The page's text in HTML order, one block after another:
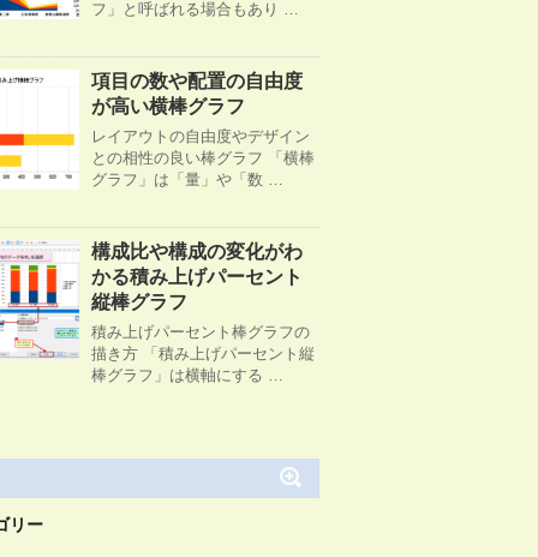
フ」と呼ばれる場合もあり …
項目の数や配置の自由度
が高い横棒グラフ
レイアウトの自由度やデザイン
との相性の良い棒グラフ 「横棒
グラフ」は「量」や「数 …
構成比や構成の変化がわ
かる積み上げパーセント
縦棒グラフ
積み上げパーセント棒グラフの
描き方 「積み上げパーセント縦
棒グラフ」は横軸にする …
リー